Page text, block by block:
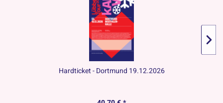
Hardticket - Dortmund 19.12.2026